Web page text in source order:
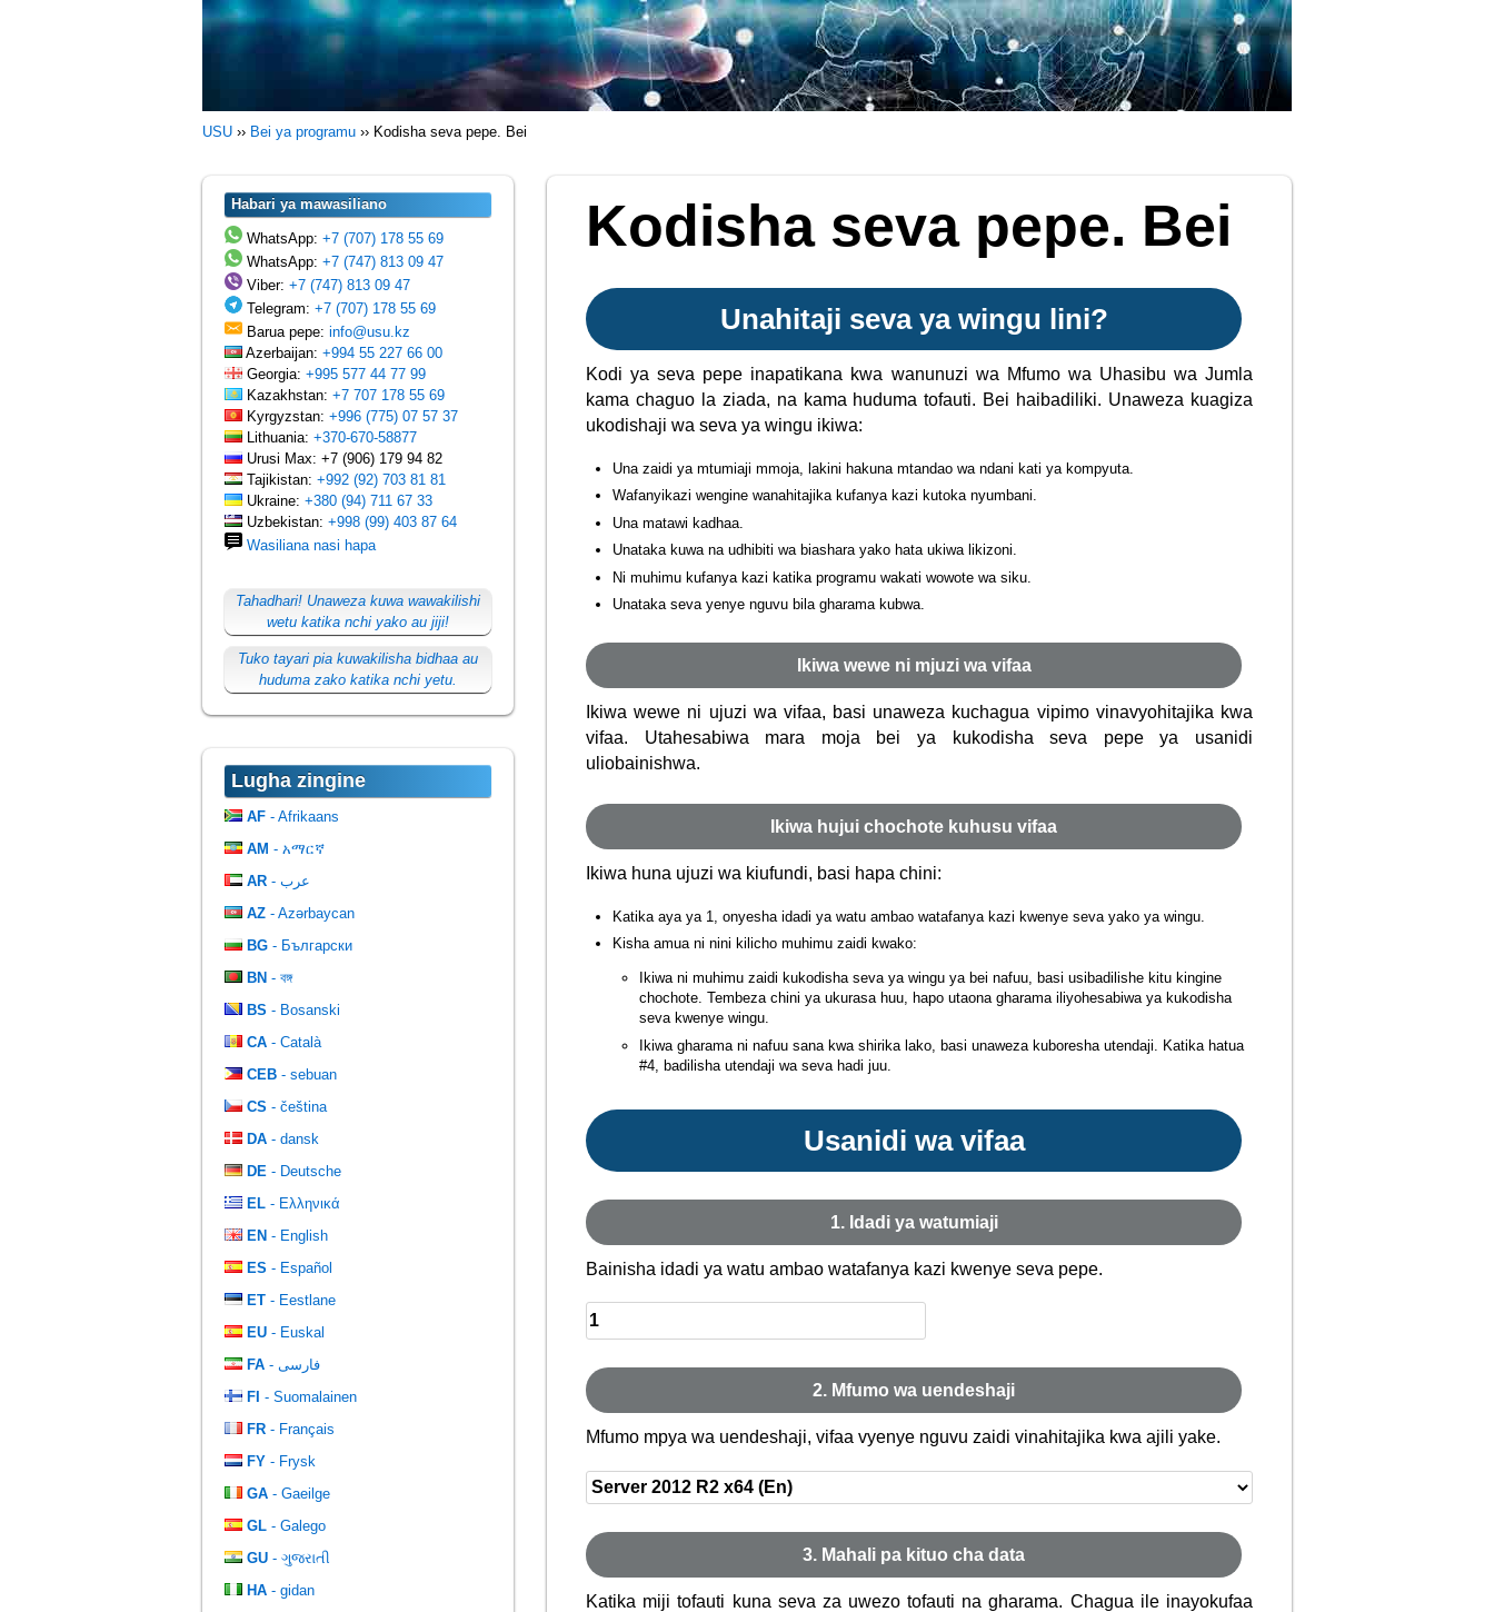
USU ›› Bei ya programu ›› Kodisha seva pepe. Bei
Kodisha seva pepe. Bei
Unahitaji seva ya wingu lini?
Kodi ya seva pepe inapatikana kwa wanunuzi wa Mfumo wa Uhasibu wa Jumla
kama chaguo la ziada, na kama huduma tofauti. Bei haibadiliki. Unaweza kuagiza
ukodishaji wa seva ya wingu ikiwa:
Una zaidi ya mtumiaji mmoja, lakini hakuna mtandao wa ndani kati ya kompyuta.
Wafanyikazi wengine wanahitajika kufanya kazi kutoka nyumbani.
Una matawi kadhaa.
Unataka kuwa na udhibiti wa biashara yako hata ukiwa likizoni.
Ni muhimu kufanya kazi katika programu wakati wowote wa siku.
Unataka seva yenye nguvu bila gharama kubwa.
Ikiwa wewe ni mjuzi wa vifaa
Ikiwa wewe ni ujuzi wa vifaa, basi unaweza kuchagua vipimo vinavyohitajika kwa
vifaa. Utahesabiwa mara moja bei ya kukodisha seva pepe ya usanidi
uliobainishwa.
Ikiwa hujui chochote kuhusu vifaa
Ikiwa huna ujuzi wa kiufundi, basi hapa chini:
Katika aya ya 1, onyesha idadi ya watu ambao watafanya kazi kwenye seva yako ya wingu.
Kisha amua ni nini kilicho muhimu zaidi kwako:
Ikiwa ni muhimu zaidi kukodisha seva ya wingu ya bei nafuu, basi usibadilishe kitu kingine
chochote. Tembeza chini ya ukurasa huu, hapo utaona gharama iliyohesabiwa ya kukodisha
seva kwenye wingu.
Ikiwa gharama ni nafuu sana kwa shirika lako, basi unaweza kuboresha utendaji. Katika hatua
#4, badilisha utendaji wa seva hadi juu.
Usanidi wa vifaa
1. Idadi ya watumiaji
Bainisha idadi ya watu ambao watafanya kazi kwenye seva pepe.
2. Mfumo wa uendeshaji
Mfumo mpya wa uendeshaji, vifaa vyenye nguvu zaidi vinahitajika kwa ajili yake.
3. Mahali pa kituo cha data
Katika miji tofauti kuna seva za uwezo tofauti na gharama. Chagua ile inayokufaa
Habari ya mawasiliano
WhatsApp: +7 (707) 178 55 69
WhatsApp: +7 (747) 813 09 47
Viber: +7 (747) 813 09 47
Telegram: +7 (707) 178 55 69
Barua pepe: info@usu.kz
Azerbaijan: +994 55 227 66 00
Georgia: +995 577 44 77 99
Kazakhstan: +7 707 178 55 69
Kyrgyzstan: +996 (775) 07 57 37
Lithuania: +370-670-58877
Urusi Max: +7 (906) 179 94 82
Tajikistan: +992 (92) 703 81 81
Ukraine: +380 (94) 711 67 33
Uzbekistan: +998 (99) 403 87 64
Wasiliana nasi hapa
Tahadhari! Unaweza kuwa wawakilishi
wetu katika nchi yako au jiji!
Tuko tayari pia kuwakilisha bidhaa au
huduma zako katika nchi yetu.
Lugha zingine
AF - Afrikaans
AM - አማርኛ
AR
- عرب
AZ - Azərbaycan
BG - Български
BN - বঙ্গ
BS - Bosanski
CA - Català
CEB - sebuan
CS - čeština
DA - dansk
DE - Deutsche
EL - Ελληνικά
EN - English
ES - Español
ET - Eestlane
EU - Euskal
FA
- فارسی
FI - Suomalainen
FR - Français
FY - Frysk
GA - Gaeilge
GL - Galego
GU - ગુજરાતી
HA - gidan